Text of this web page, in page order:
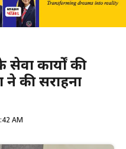
कार्यों की
ने की सराहना
AM